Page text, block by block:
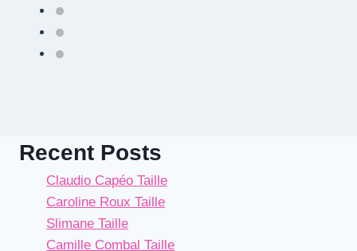
Recent Posts
Claudio Capéo Taille
Caroline Roux Taille
Slimane Taille
Camille Combal Taille